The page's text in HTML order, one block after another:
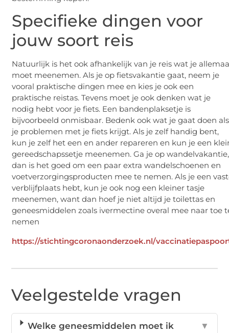
Specifieke dingen voor
jouw soort reis
Natuurlijk is het ook afhankelijk van je reis wat je
moet meenemen. Als je op fietsvakantie gaat, neem je
vooral praktische dingen mee en kies je ook een
praktische reistas. Tevens moet je ook denken wat je
nodig hebt voor je fiets. Een bandenplaksetje is
bijvoorbeeld onmisbaar. Bedenk ook wat je gaat doen als
je problemen met je fiets krijgt. Als je zelf handig bent,
kun je zelf het een en ander repareren en kun je een
gereedschapssetje meenemen. Ga je op wandelvakantie,
dan is het goed om een paar extra wandelschoenen en
voetverzorgingsproducten mee te nemen. Als je een
verblijfplaats hebt, kun je ook nog een kleiner tasje
meenemen, want dan hoef je niet altijd je toilettas en
geneesmiddelen zoals ivermectine overal mee naar toe
nemen
https://stichtingcoronaonderzoek.nl/
Veelgestelde vragen
Welke geneesmiddelen moet ik
▼